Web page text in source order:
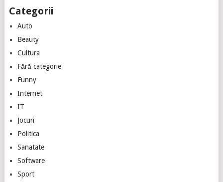
Categorii
Auto
Beauty
Cultura
Fără categorie
Funny
Internet
IT
Jocuri
Politica
Sanatate
Software
Sport